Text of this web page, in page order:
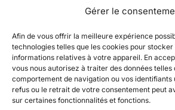
Gérer le
Afin de vous offrir la meilleure expérience
technologies telles que les cookies pour
informations relatives à votre appareil. En
vous nous autorisez à traiter des données telles
comportement de navigation ou vos identifiants
refus ou le retrait de votre consentement peut
sur certaines fonctionnalités et fonctions.
aujourd’hui : l’impact
par Marianne Richard